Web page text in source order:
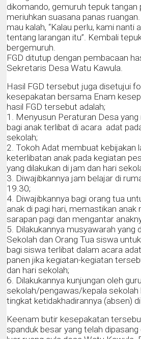
dikomando, gemuruh tepuk tangan
meriuhkan suasana panas
mau kalah, “Kalau perlu, kami nanti
tentang larangan itu”. Kembali
bergemuruh.
FGD ditutup dengan pembacaan
Sekretaris Desa Watu Kawula.
Hasil FGD tersebut juga disetujui
kesepakatan bersama Enam
hasil FGD tersebut adalah;
1. Menyusun Peraturan Desa
bagi anak terlibat di acara adat
sekolah;
2. Tokoh Adat membuat kebijakan
keterlibatan anak pada kegiatan
yang dilakukan di jam dan hari
3. Diwajibkannya jam belajar di
19.30;
4. Diwajibkannya bagi orang tua
anak di pagi hari, memastikan anak
sarapan pagi dan mengantar
5. Dilakukannya musyawarah yang
Sekolah dan Orang Tua siswa
bagi siswa terlibat dalam acara
panen jika kegiatan-kegiatan
dan hari sekolah;
6. Dilakukannya kunjungan oleh
sekolah/pengawas/kepala sekolah
tingkat ketidakhadirannya (absen)
Keenam butir kesepakatan
spanduk besar yang telah dipasang